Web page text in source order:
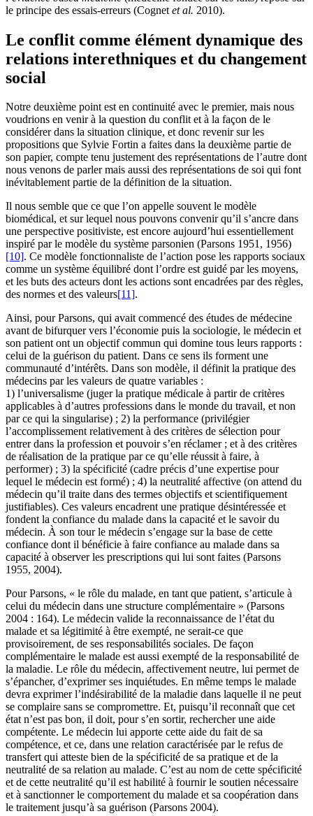
le principe des essais-erreurs (Cognet et al. 2010).
Le conflit comme élément dynamique des
relations interethniques et du changement
social
Notre deuxième point est en continuité avec le premier, mais nous
voudrions en venir à la question du conflit et à la façon de le
considérer dans la situation clinique, et donc revenir sur les
propositions que Sylvie Fortin a faites dans la deuxième partie de
son papier, compte tenu justement des représentations de l’autre dont
nous venons de parler mais aussi des représentations de soi qui font
inévitablement partie de la définition de la situation.
Il nous semble que ce que l’on appelle souvent le modèle
biomédical, et sur lequel nous pouvons convenir qu’il s’ancre dans
une perspective positiviste, est encore aujourd’hui essentiellement
inspiré par le modèle du système parsonien (Parsons 1951, 1956)
[10]. Ce modèle fonctionnaliste de l’action pose les rapports sociaux
comme un système équilibré dont l’ordre est guidé par les moyens,
et les buts des acteurs dont les actions sont encadrées par des règles,
des normes et des valeurs[11].
Ainsi, pour Parsons, qui avait commencé des études de médecine
avant de bifurquer vers l’économie puis la sociologie, le médecin et
son patient ont un objectif commun qui domine tous leurs rapports :
celui de la guérison du patient. Dans ce sens ils forment une
communauté d’intérêts. Dans son modèle, il définit la pratique des
médecins par les valeurs de quatre variables :
1) l’universalisme (juger la pratique médicale à partir de critères
applicables à d’autres professions dans le monde du travail, et non
par ce qui la singularise) ; 2) la performance (privilégier
l’accomplissement relativement à des critères de sélection pour
entrer dans la profession et pouvoir s’en réclamer ; et à des critères
de réalisation de la pratique par ce qu’elle réussit à faire, à
performer) ; 3) la spécificité (cadre précis d’une expertise pour
lequel le médecin est formé) ; 4) la neutralité affective (on attend du
médecin qu’il traite dans des termes objectifs et scientifiquement
justifiables). Ces valeurs encadrent une pratique désintéressée et
fondent la confiance du malade dans la capacité et le savoir du
médecin. À son tour le médecin s’engage sur la base de cette
confiance dont il bénéficie à faire confiance au malade dans sa
capacité à observer les prescriptions qui lui sont faites (Parsons
1955, 2004).
Pour Parsons, « le rôle du malade, en tant que patient, s’articule à
celui du médecin dans une structure complémentaire » (Parsons
2004 : 164). Le médecin valide la reconnaissance de l’état du
malade et sa légitimité à être exempté, ne serait-ce que
provisoirement, de ses responsabilités sociales. De façon
complémentaire le malade est aussi exempté de la responsabilité de
la maladie. Le rôle du médecin, affectivement neutre, lui permet de
s’épancher, d’exprimer ses inquiétudes. En même temps le malade
devra exprimer l’indésirabilité de la maladie dans laquelle il ne peut
se complaire sans se compromettre. Et, puisqu’il reconnaît que cet
état n’est pas bon, il doit, pour s’en sortir, rechercher une aide
compétente. Le médecin lui apporte cette aide du fait de sa
compétence, et ce, dans une relation caractérisée par le refus de
transfert qui atteste bien de la spécificité de sa pratique et de la
neutralité de sa relation au malade. C’est au nom de cette spécificité
et de cette neutralité qu’il est habilité à fournir le soutien nécessaire
et à sanctionner le comportement du malade et sa coopération dans
le traitement jusqu’à sa guérison (Parsons 2004).